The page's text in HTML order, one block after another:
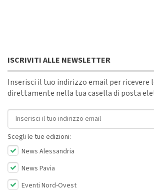
ISCRIVITI ALLE NEWSLETTER
Inserisci il tuo indirizzo email per ricevere
direttamente nella tua casella di posta
Indirizzo email
Scegli le tue edizioni:
News Alessandria
News Pavia
Eventi Nord-Ovest